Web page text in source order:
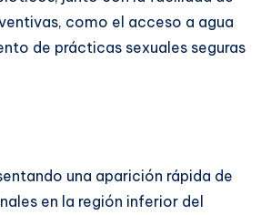
como el acceso a agua
de prácticas sexuales seguras
una aparición rápida de
en la región inferior del